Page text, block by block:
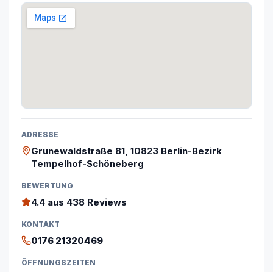
ADRESSE
Grunewaldstraße 81, 10823 Berlin-Bezirk
Tempelhof-Schöneberg
BEWERTUNG
4.4 aus 438 Reviews
KONTAKT
0176 21320469
ÖFFNUNGSZEITEN